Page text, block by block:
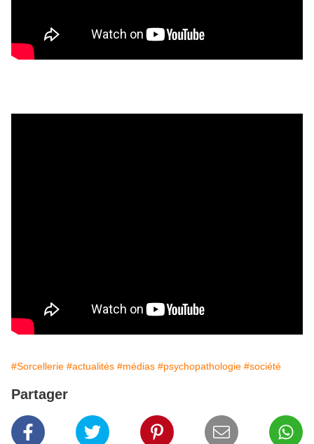
#Sorcellerie #actualités #médias #psychopathologie #société
Partager